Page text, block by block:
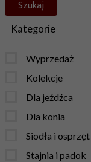
Kategorie
Wyprzedaż
Kolekcje
Dla jeźdźca
Dla konia
Siodła i osprzęt
Stajnia i padok